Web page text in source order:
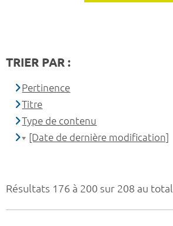
Résultats 176 à 200 sur 208 au total
TRIER PAR :
Pertinence
Titre
Type de contenu
[Date de dernière modification]